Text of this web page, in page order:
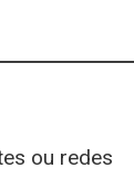
ou redes